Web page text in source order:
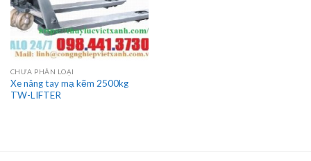
CHƯA PHÂN LOẠI
Xe nâng tay mạ kẽm 2500kg
TW-LIFTER